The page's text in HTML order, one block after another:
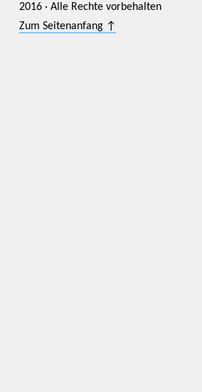
2016 · Alle Rechte vorbehalten
Zum Seitenanfang ↑